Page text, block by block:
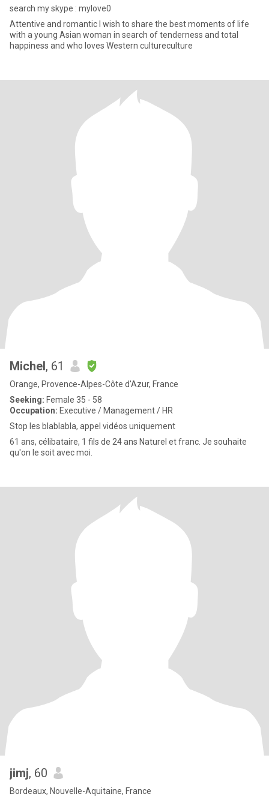
search my skype : mylove0
Attentive and romantic I wish to share the best moments of life
with a young Asian woman in search of tenderness and total
happiness and who loves Western cultureculture
Michel, 61
Orange, Provence-Alpes-Côte d'Azur, France
Seeking: Female 35 - 58
Occupation: Executive / Management / HR
Stop les blablabla, appel vidéos uniquement
61 ans, célibataire, 1 fils de 24 ans Naturel et franc. Je souhaite
qu'on le soit avec moi.
jimj, 60
Bordeaux, Nouvelle-Aquitaine, France